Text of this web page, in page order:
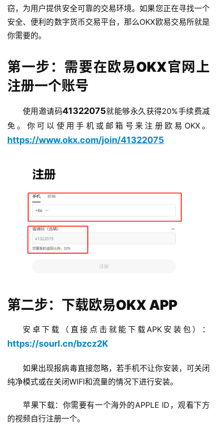
窃，为用户提供安全可靠的交易环境。如果您正在寻找一个
安全、便利的数字货币交易平台，那么OKX欧易交易所就是
你需要的。
第一步：需要在欧易OKX官网上
注册一个账号
使用邀请码41322075就能够永久获得20%手续费减
免。你可以使用手机或邮箱号来注册欧易OKX。
https://www.okx.com/join/41322075
第二步：下载欧易OKX APP
安卓下载（直接点击就能下载APK安装包）：
https://sourl.cn/bzcz2K
如果出现报病毒直接忽略，若手机不让你安装，可关闭
纯净模式或在关闭WIFI和流量的情况下进行安装。
苹果下载：你需要有一个海外的APPLE ID，观看下方
的视频自行注册一个。